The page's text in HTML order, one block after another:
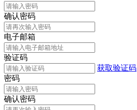
确认密码
电子邮箱
验证码
获取验证码
密码
确认密码